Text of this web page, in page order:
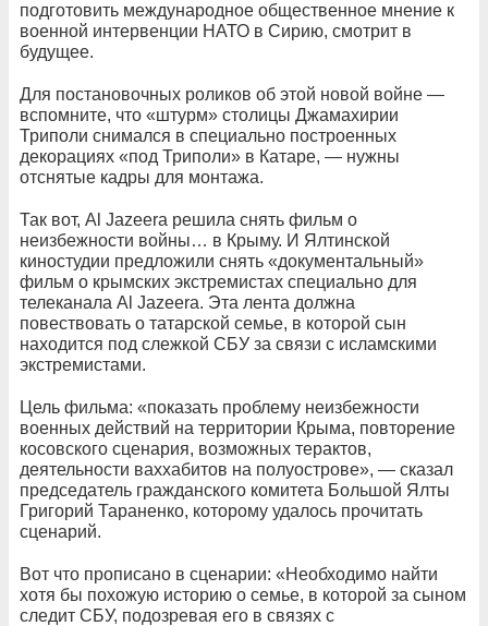
подготовить международное общественное мнение к
военной интервенции НАТО в Сирию, смотрит в
будущее.
Для постановочных роликов об этой новой войне —
вспомните, что «штурм» столицы Джамахирии
Триполи снимался в специально построенных
декорациях «под Триполи» в Катаре, — нужны
отснятые кадры для монтажа.
Так вот, Al Jazeera решила снять фильм о
неизбежности войны… в Крыму. И Ялтинской
киностудии предложили снять «документальный»
фильм о крымских экстремистах специально для
телеканала Al Jazeera. Эта лента должна
повествовать о татарской семье, в которой сын
находится под слежкой СБУ за связи с исламскими
экстремистами.
Цель фильма: «показать проблему неизбежности
военных действий на территории Крыма, повторение
косовского сценария, возможных терактов,
деятельности ваххабитов на полуострове», — сказал
председатель гражданского комитета Большой Ялты
Григорий Тараненко, которому удалось прочитать
сценарий.
Вот что прописано в сценарии: «Необходимо найти
хотя бы похожую историю о семье, в которой за сыном
следит СБУ, подозревая его в связях с